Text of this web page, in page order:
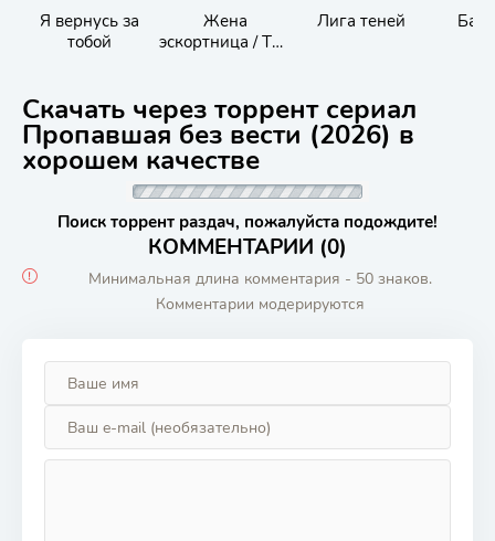
Я вернусь за
тобой
Жена
эскортница / The
Лига теней
Скачать через торрент сериал
Пропавшая без вести (2026) в
хорошем качестве
Поиск торрент раздач, пожалуйста подождите!
КОММЕНТАРИИ (0)
Минимальная длина комментария - 50 знаков.
Комментарии модерируются